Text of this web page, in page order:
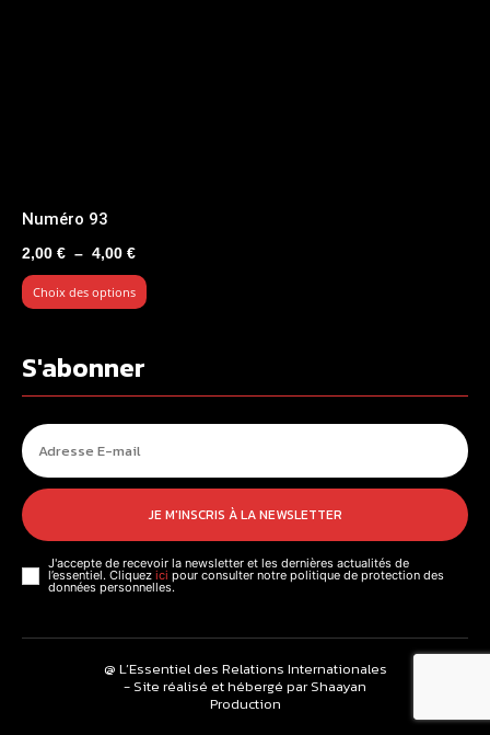
Numéro 93
2,00 € – 4,00 €Plage
de
prix :
4,00 €
Choix des options
S'abonner
JE M'INSCRIS À LA NEWSLETTER
J'accepte de recevoir la newsletter et les dernières actualités de
l’essentiel. Cliquez ici pour consulter notre politique de protection des
données personnelles.
@ L’Essentiel des Relations Internationales
- Site réalisé et hébergé par Shaayan
Production